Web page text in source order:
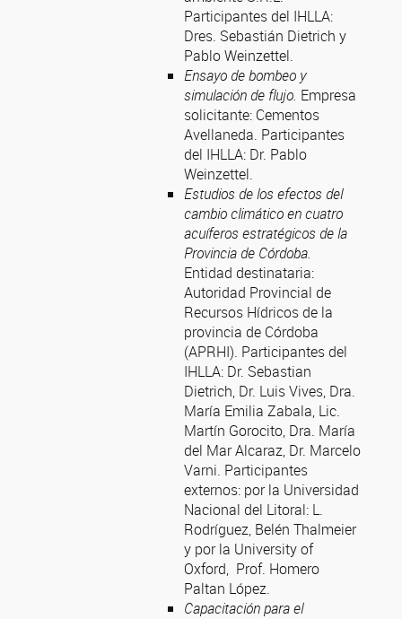
Participantes del IHLLA:
Dres. Sebastián Dietrich y
Pablo Weinzettel.
Ensayo de bombeo y
simulación de flujo. Empresa
solicitante: Cementos
Avellaneda. Participantes
del IHLLA: Dr. Pablo
Weinzettel.
Estudios de los efectos del
cambio climático en cuatro
acuíferos estratégicos de la
Provincia de Córdoba.
Entidad destinataria:
Autoridad Provincial de
Recursos Hídricos de la
provincia de Córdoba
(APRHI). Participantes del
IHLLA: Dr. Sebastian
Dietrich, Dr. Luis Vives, Dra.
María Emilia Zabala, Lic.
Martín Gorocito, Dra. María
del Mar Alcaraz, Dr. Marcelo
Varni. Participantes
externos: por la Universidad
Nacional del Litoral: L.
Rodríguez, Belén Thalmeier
y por la University of
Oxford, Prof. Homero
Paltan López.
Capacitación para el